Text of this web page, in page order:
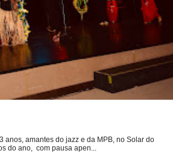
anos, amantes do jazz e da MPB, no Solar do
do ano, com pausa apen...